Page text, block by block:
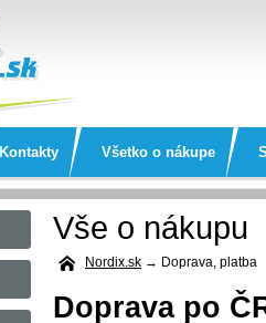
Kontakty Všetko o nákupe
Nordix.sk → Doprava, platba
Vše o nákupu
Doprava po